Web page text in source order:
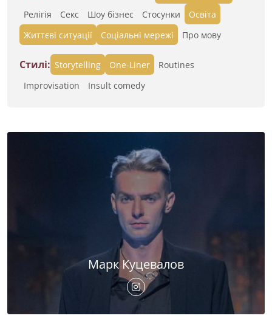
Релігія
Секс Шоу бізнес Стосунки
Освіта
Життєві ситуації
Cоціальні мережі Про мову
Стилі: Storytelling One-Liner
Routines
Improvisation
Insult comedy
Марк Куцевалов